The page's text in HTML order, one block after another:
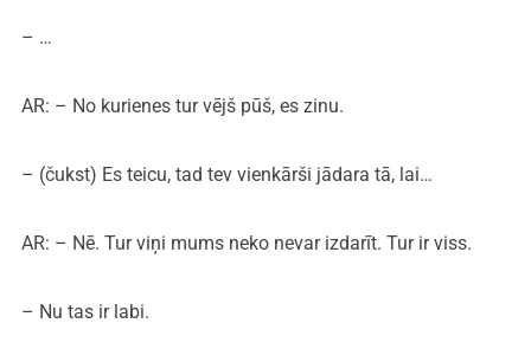
– …
AR: – No kurienes tur vējš pūš, es zinu.
– (čukst) Es teicu, tad tev vienkārši jādara tā, lai…
AR: – Nē. Tur viņi mums neko nevar izdarīt. Tur ir viss.
– Nu tas ir labi.